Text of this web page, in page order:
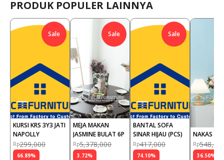
PRODUK POPULER LAINNYA
Sale
KURSI KRS 3Y3 JATI
NAPOLLY
Rp299,000
66.89%
Sale
MEJA MAKAN
JASMINE BULAT 6P
Rp5,378,000
3.72%
Sale
BANTAL SOFA
SINAR HIJAU (PCS)
Rp417,000
74.10%
NAKAS
Rp
36.50%